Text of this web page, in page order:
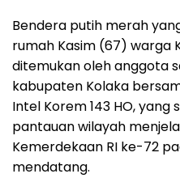
Bendera putih merah
rumah Kasim (67) warga
ditemukan oleh anggota
kabupaten Kolaka
Intel Korem 143 HO, yang
pantauan wilayah
Kemerdekaan RI ke-72
mendatang.